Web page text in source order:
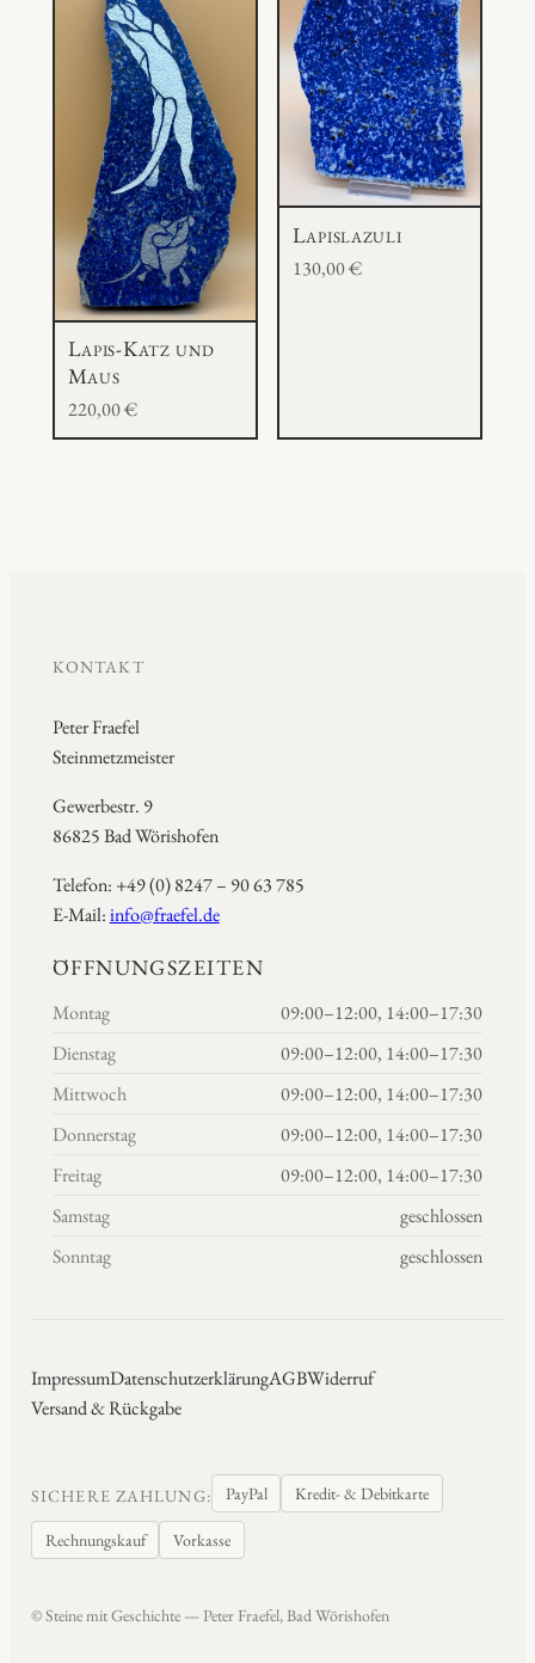
Lapis-Katz und
Maus
220,00€
Lapislazuli
130,00€
KONTAKT
Peter Fraefel
Steinmetzmeister
Gewerbestr. 9
86825 Bad Wörishofen
Telefon: +49 (0) 8247 – 90 63 785
E-Mail:info@fraefel.de
ÖFFNUNGSZEITEN
Montag
09:00–12:00, 14:00–17:30
Dienstag
09:00–12:00, 14:00–17:30
Mittwoch
09:00–12:00, 14:00–17:30
Donnerstag
09:00–12:00, 14:00–17:30
Freitag
09:00–12:00, 14:00–17:30
Samstag
geschlossen
Sonntag
geschlossen
ImpressumDatenschutzerklärungAGBWiderruf
Versand & Rückgabe
SICHERE ZAHLUNG: PayPal Kredit- & Debitkarte
Rechnungskauf Vorkasse
© Steine mit Geschichte — Peter Fraefel, Bad Wörishofen